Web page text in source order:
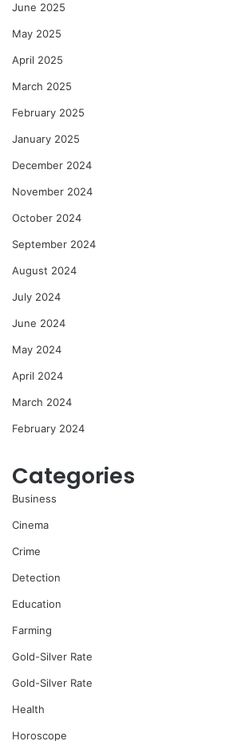
June 2025
May 2025
April 2025
March 2025
February 2025
January 2025
December 2024
November 2024
October 2024
September 2024
August 2024
July 2024
June 2024
May 2024
April 2024
March 2024
February 2024
Categories
Business
Cinema
Crime
Detection
Education
Farming
Gold-Silver Rate
Gold-Silver Rate
Health
Horoscope